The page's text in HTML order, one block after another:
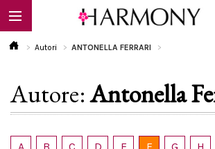
EBOOK
LIBRI
Autori ANTONELLA FERRARI
Autore:Antonella